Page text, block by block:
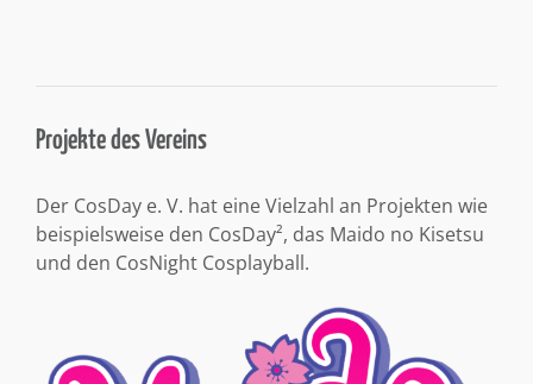
Projekte des Vereins
Der CosDay e. V. hat eine Vielzahl an Projekten wie
beispielsweise den CosDay², das Maido no Kisetsu
und den CosNight Cosplayball.